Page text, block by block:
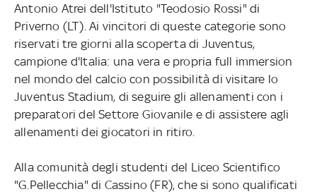
Antonio Atrei dell'Istituto "Teodosio Rossi" di
Priverno (LT). Ai vincitori di queste categorie sono
riservati tre giorni alla scoperta di Juventus,
campione d'Italia: una vera e propria full immersion
nel mondo del calcio con possibilità di visitare lo
Juventus Stadium, di seguire gli allenamenti con i
preparatori del Settore Giovanile e di assistere agli
allenamenti dei giocatori in ritiro.
Alla comunità degli studenti del Liceo Scientifico
"G.Pellecchia" di Cassino (FR), che si sono qualificati